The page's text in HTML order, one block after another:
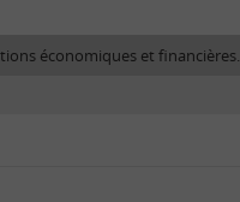
économiques et financières.